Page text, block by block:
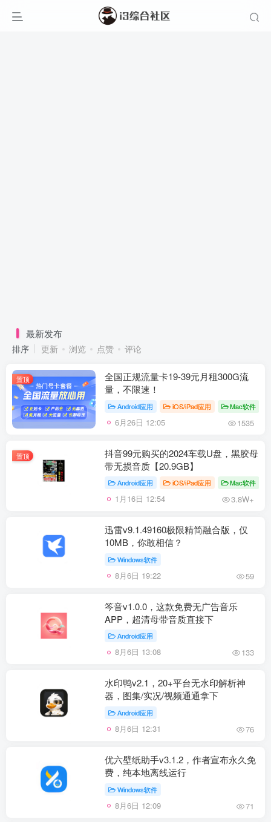
最新发布
排序 更新 浏览 点赞 评论
置顶
全国正规流量卡19-39元月租300G流
量，不限速！
Android应用 iOS/iPad应用 Mac软件
6月26日 12:05 1535
置顶
抖音99元购买的2024车载U盘，黑胶母
带无损音质【20.9GB】
Android应用 iOS/iPad应用 Mac软件
1月16日 12:54 3.8W+
迅雷v9.1.49160极限精简融合版，仅
10MB，你敢相信？
Windows软件
8月6日 19:22 59
笒音v1.0.0，这款免费无广告音乐
APP，超清母带音质直接下
Android应用
8月6日 13:08 133
水印鸭v2.1，20+平台无水印解析神
器，图集/实况/视频通通拿下
Android应用
8月6日 12:31 76
优六壁纸助手v3.1.2，作者宣布永久免
费，纯本地离线运行
Windows软件
8月6日 12:09 71